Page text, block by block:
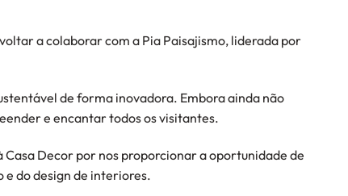
a colaborar com a Pia Paisajismo, liderada por
de forma inovadora. Embora ainda não
e encantar todos os visitantes.
Decor por nos proporcionar a oportunidade de
do design de interiores.